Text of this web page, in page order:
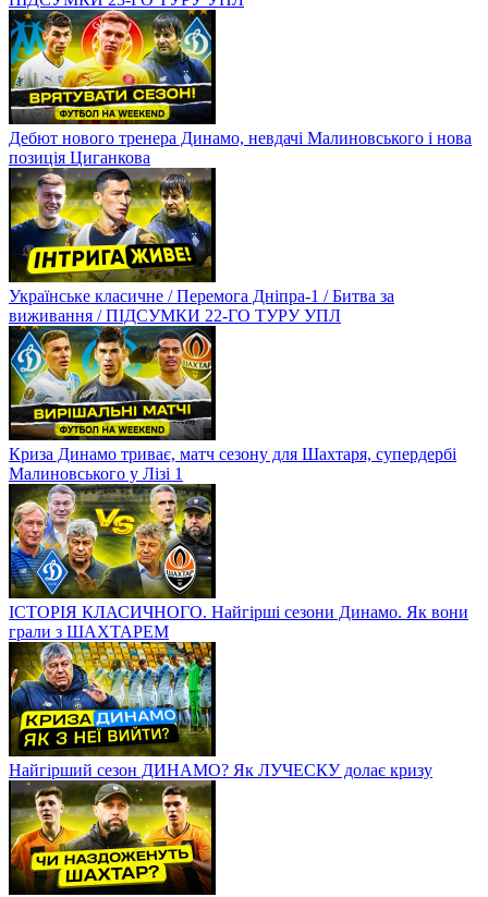
Дебют нового тренера Динамо, невдачі Малиновського і нова
позиція Циганкова
Українське класичне / Перемога Дніпра-1 / Битва за
виживання / ПІДСУМКИ 22-ГО ТУРУ УПЛ
Криза Динамо триває, матч сезону для Шахтаря, супердербі
Малиновського у Лізі 1
ІСТОРІЯ КЛАСИЧНОГО. Найгірші сезони Динамо. Як вони
грали з ШАХТАРЕМ
Найгірший сезон ДИНАМО? Як ЛУЧЕСКУ долає кризу